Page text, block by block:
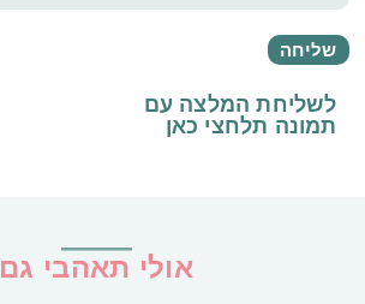
לשליחת המלצה עם
תמונה תלחצי כאן
אולי תאהבי גם